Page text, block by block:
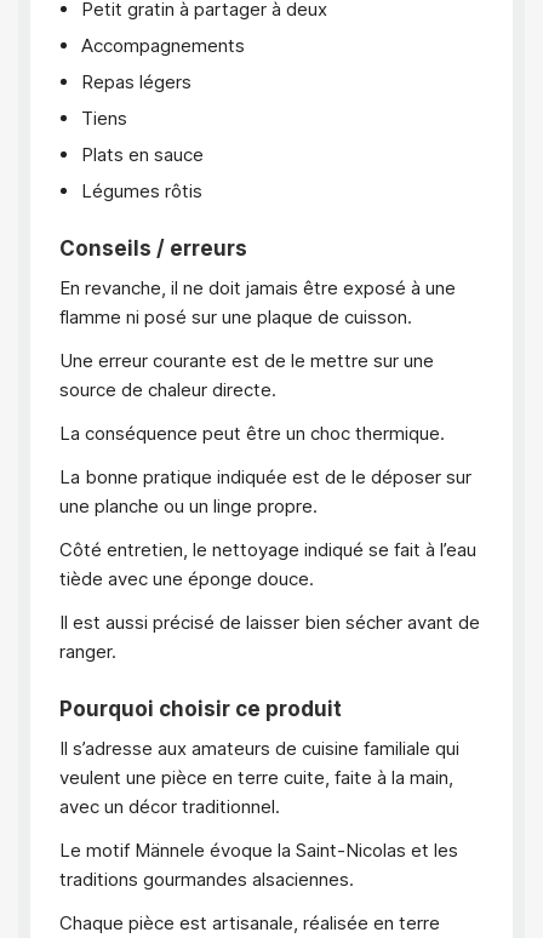
Petit gratin à partager à deux
Accompagnements
Repas légers
Tiens
Plats en sauce
Légumes rôtis
Conseils / erreurs
En revanche, il ne doit jamais être exposé à une
flamme ni posé sur une plaque de cuisson.
Une erreur courante est de le mettre sur une
source de chaleur directe.
La conséquence peut être un choc thermique.
La bonne pratique indiquée est de le déposer sur
une planche ou un linge propre.
Côté entretien, le nettoyage indiqué se fait à l’eau
tiède avec une éponge douce.
Il est aussi précisé de laisser bien sécher avant de
ranger.
Pourquoi choisir ce produit
Il s’adresse aux amateurs de cuisine familiale qui
veulent une pièce en terre cuite, faite à la main,
avec un décor traditionnel.
Le motif Männele évoque la Saint-Nicolas et les
traditions gourmandes alsaciennes.
Chaque pièce est artisanale, réalisée en terre